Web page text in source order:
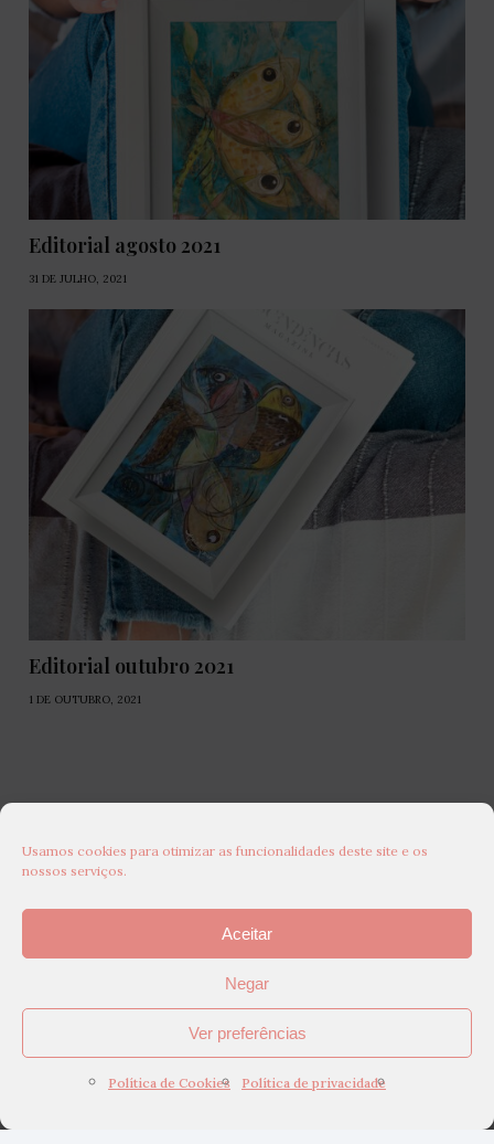
Usamos cookies para otimizar as funcionalidades deste site e os
nossos serviços.
Aceitar
Negar
Ver preferências
Política de Cookies Política de privacidade
Editorial agosto 2021
31 DE JULHO, 2021
Editorial outubro 2021
1 DE OUTUBRO, 2021